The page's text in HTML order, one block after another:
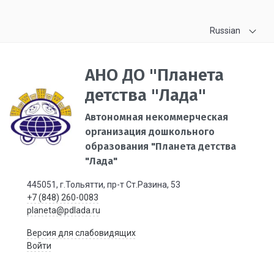
Russian
АНО ДО "Планета
детства "Лада"
Автономная некоммерческая
организация дошкольного
образования "Планета детства
"Лада"
445051, г.Тольятти, пр-т Ст.Разина, 53
+7 (848) 260-0083
planeta@pdlada.ru
Версия для слабовидящих
Войти